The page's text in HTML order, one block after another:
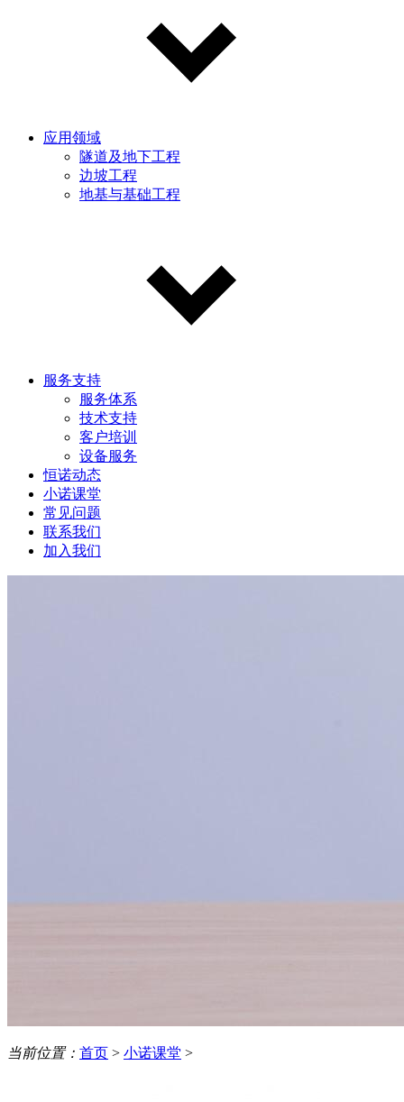
应用领域
隧道及地下工程
边坡工程
地基与基础工程
服务支持
服务体系
技术支持
客户培训
设备服务
恒诺动态
小诺课堂
常见问题
联系我们
加入我们
当前位置： 首页 > 小诺课堂 >